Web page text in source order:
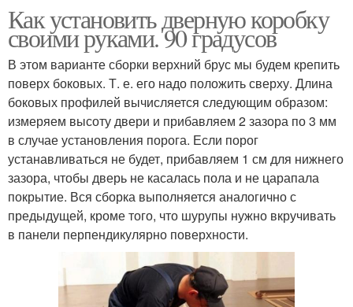
Как установить дверную коробку
своими руками. 90 градусов
В этом варианте сборки верхний брус мы будем крепить
поверх боковых. Т. е. его надо положить сверху. Длина
боковых профилей вычисляется следующим образом:
измеряем высоту двери и прибавляем 2 зазора по 3 мм
в случае установления порога. Если порог
устанавливаться не будет, прибавляем 1 см для нижнего
зазора, чтобы дверь не касалась пола и не царапала
покрытие. Вся сборка выполняется аналогично с
предыдущей, кроме того, что шурупы нужно вкручивать
в панели перпендикулярно поверхности.